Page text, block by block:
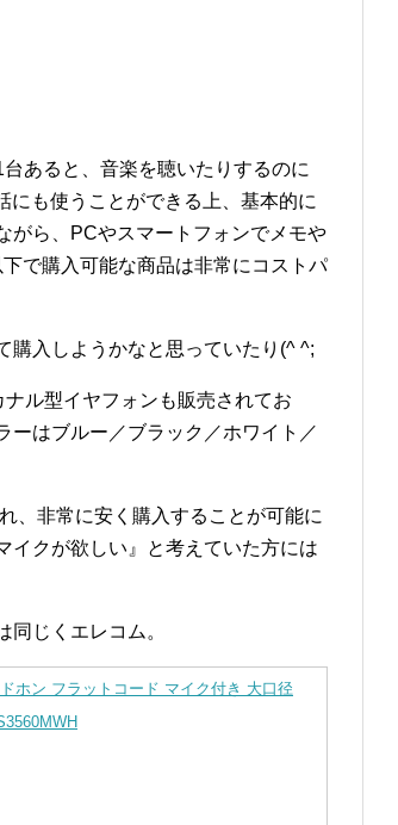
あると、音楽を聴いたりするのに
にも使うことができる上、基本的に
がら、PCやスマートフォンでメモや
で購入可能な商品は非常にコストパ
購入しようかなと思っていたり(^ ^;
ル型イヤフォンも販売されてお
ーはブルー／ブラック／ホワイト／
、非常に安く購入することが可能に
イクが欲しい』と考えていた方には
じくエレコム。
ホン フラットコード マイク付き 大口径